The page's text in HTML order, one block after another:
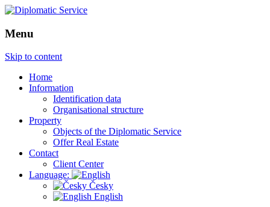
Menu
Skip to content
Home
Information
Identification data
Organisational structure
Property
Objects of the Diplomatic Service
Offer Real Estate
Contact
Client Center
Language:
Česky
English